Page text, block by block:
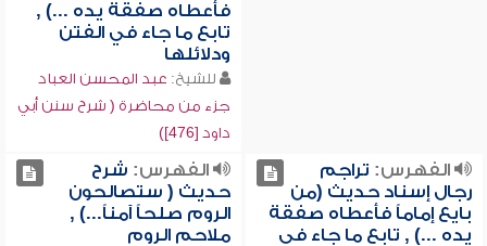
فأعطاه صفقة يده ...) ,
تابع ما جاء في الفتن
ودلائلها
للشيخ: عبد المحسن العباد
جزء من محاضرة ( شرح سنن أبي
داود [476])
الفهرس: تراجم
رجال إسناد حديث (من
بايع إماماً فأعطاه صفقة
يده ...) , تابع ما جاء في
الفهرس: شرح
حديث ( ستصالحون
الروم صلحاً آمناً...) ,
ملاحم الروم